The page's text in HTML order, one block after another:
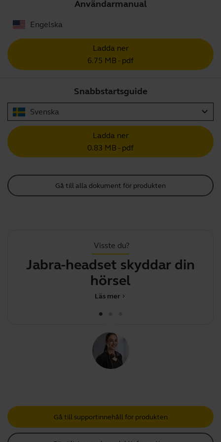
Användarmanual
Engelska
Ladda ner
6.75 MB - pdf
Snabbstartsguide
Svenska expand_more
Ladda ner
0.83 MB - pdf
Gå till alla dokument för produkten
Visste du?
Jabra-headset skyddar din
hörsel
chevron_right
Läs mer
Gå till supportinnehåll för produkten